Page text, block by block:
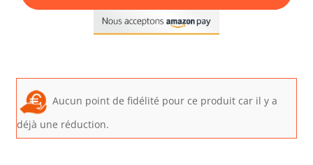
Aucun point de fidélité pour ce produit car il y a
déjà une réduction.